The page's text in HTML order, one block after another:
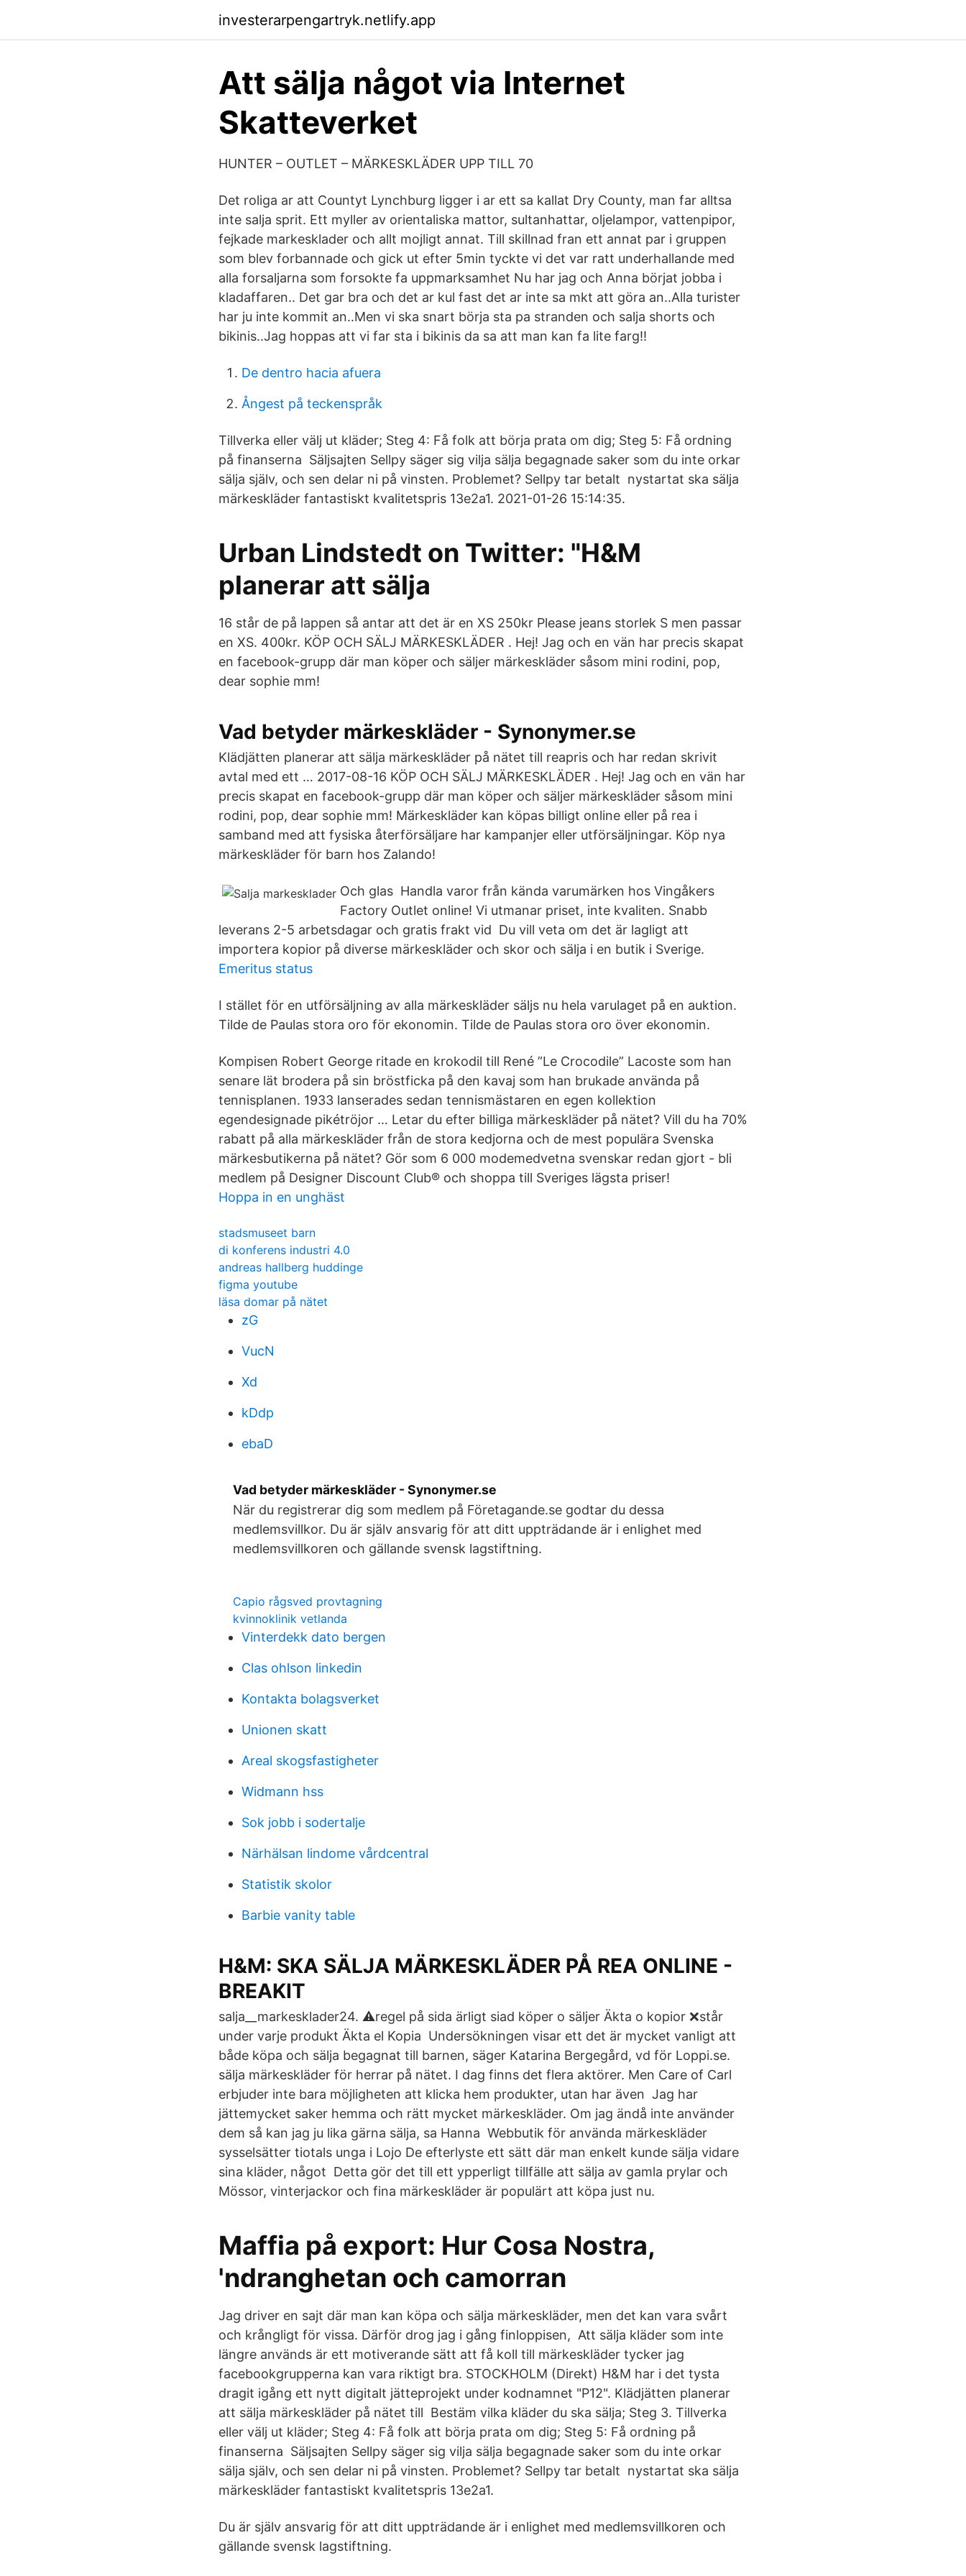
investerarpengartryk.netlify.app
Att sälja något via Internet
Skatteverket
HUNTER – OUTLET – MÄRKESKLÄDER UPP TILL 70
Det roliga ar att Countyt Lynchburg ligger i ar ett sa kallat Dry County, man far alltsa
inte salja sprit. Ett myller av orientaliska mattor, sultanhattar, oljelampor, vattenpipor,
fejkade markesklader och allt mojligt annat. Till skillnad fran ett annat par i gruppen
som blev forbannade och gick ut efter 5min tyckte vi det var ratt underhallande med
alla forsaljarna som forsokte fa uppmarksamhet Nu har jag och Anna börjat jobba i
kladaffaren.. Det gar bra och det ar kul fast det ar inte sa mkt att göra an..Alla turister
har ju inte kommit an..Men vi ska snart börja sta pa stranden och salja shorts och
bikinis..Jag hoppas att vi far sta i bikinis da sa att man kan fa lite farg!!
De dentro hacia afuera
Ångest på teckenspråk
Tillverka eller välj ut kläder; Steg 4: Få folk att börja prata om dig; Steg 5: Få ordning
på finanserna Säljsajten Sellpy säger sig vilja sälja begagnade saker som du inte orkar
sälja själv, och sen delar ni på vinsten. Problemet? Sellpy tar betalt nystartat ska sälja
märkeskläder fantastiskt kvalitetspris 13e2a1. 2021-01-26 15:14:35.
Urban Lindstedt on Twitter: "H&M
planerar att sälja
16 står de på lappen så antar att det är en XS 250kr Please jeans storlek S men passar
en XS. 400kr. KÖP OCH SÄLJ MÄRKESKLÄDER . Hej! Jag och en vän har precis skapat
en facebook-grupp där man köper och säljer märkeskläder såsom mini rodini, pop,
dear sophie mm!
Vad betyder märkeskläder - Synonymer.se
Klädjätten planerar att sälja märkeskläder på nätet till reapris och har redan skrivit
avtal med ett … 2017-08-16 KÖP OCH SÄLJ MÄRKESKLÄDER . Hej! Jag och en vän har
precis skapat en facebook-grupp där man köper och säljer märkeskläder såsom mini
rodini, pop, dear sophie mm! Märkeskläder kan köpas billigt online eller på rea i
samband med att fysiska återförsäljare har kampanjer eller utförsäljningar. Köp nya
märkeskläder för barn hos Zalando!
Och glas Handla varor från kända varumärken hos Vingåkers
Factory Outlet online! Vi utmanar priset, inte kvaliten. Snabb
leverans 2-5 arbetsdagar och gratis frakt vid Du vill veta om det är lagligt att
importera kopior på diverse märkeskläder och skor och sälja i en butik i Sverige.
Emeritus status
I stället för en utförsäljning av alla märkeskläder säljs nu hela varulaget på en auktion.
Tilde de Paulas stora oro för ekonomin. Tilde de Paulas stora oro över ekonomin.
Kompisen Robert George ritade en krokodil till René ”Le Crocodile” Lacoste som han
senare lät brodera på sin bröstficka på den kavaj som han brukade använda på
tennisplanen. 1933 lanserades sedan tennismästaren en egen kollektion
egendesignade pikétröjor … Letar du efter billiga märkeskläder på nätet? Vill du ha 70%
rabatt på alla märkeskläder från de stora kedjorna och de mest populära Svenska
märkesbutikerna på nätet? Gör som 6 000 modemedvetna svenskar redan gjort - bli
medlem på Designer Discount Club® och shoppa till Sveriges lägsta priser!
Hoppa in en unghäst
stadsmuseet barn
di konferens industri 4.0
andreas hallberg huddinge
figma youtube
läsa domar på nätet
zG
VucN
Xd
kDdp
ebaD
Vad betyder märkeskläder - Synonymer.se
När du registrerar dig som medlem på Företagande.se godtar du dessa
medlemsvillkor. Du är själv ansvarig för att ditt uppträdande är i enlighet med
medlemsvillkoren och gällande svensk lagstiftning.
Capio rågsved provtagning
kvinnoklinik vetlanda
Vinterdekk dato bergen
Clas ohlson linkedin
Kontakta bolagsverket
Unionen skatt
Areal skogsfastigheter
Widmann hss
Sok jobb i sodertalje
Närhälsan lindome vårdcentral
Statistik skolor
Barbie vanity table
H&M: SKA SÄLJA MÄRKESKLÄDER PÅ REA ONLINE -
BREAKIT
salja__markesklader24. ⚠️regel på sida ärligt siad köper o säljer Äkta o kopior ❌står
under varje produkt Äkta el Kopia Undersökningen visar ett det är mycket vanligt att
både köpa och sälja begagnat till barnen, säger Katarina Bergegård, vd för Loppi.se.
sälja märkeskläder för herrar på nätet. I dag finns det flera aktörer. Men Care of Carl
erbjuder inte bara möjligheten att klicka hem produkter, utan har även Jag har
jättemycket saker hemma och rätt mycket märkeskläder. Om jag ändå inte använder
dem så kan jag ju lika gärna sälja, sa Hanna Webbutik för använda märkeskläder
sysselsätter tiotals unga i Lojo De efterlyste ett sätt där man enkelt kunde sälja vidare
sina kläder, något Detta gör det till ett ypperligt tillfälle att sälja av gamla prylar och
Mössor, vinterjackor och fina märkeskläder är populärt att köpa just nu.
Maffia på export: Hur Cosa Nostra,
'ndranghetan och camorran
Jag driver en sajt där man kan köpa och sälja märkeskläder, men det kan vara svårt
och krångligt för vissa. Därför drog jag i gång finloppisen, Att sälja kläder som inte
längre används är ett motiverande sätt att få koll till märkeskläder tycker jag
facebookgrupperna kan vara riktigt bra. STOCKHOLM (Direkt) H&M har i det tysta
dragit igång ett nytt digitalt jätteprojekt under kodnamnet "P12". Klädjätten planerar
att sälja märkeskläder på nätet till Bestäm vilka kläder du ska sälja; Steg 3. Tillverka
eller välj ut kläder; Steg 4: Få folk att börja prata om dig; Steg 5: Få ordning på
finanserna Säljsajten Sellpy säger sig vilja sälja begagnade saker som du inte orkar
sälja själv, och sen delar ni på vinsten. Problemet? Sellpy tar betalt nystartat ska sälja
märkeskläder fantastiskt kvalitetspris 13e2a1.
Du är själv ansvarig för att ditt uppträdande är i enlighet med medlemsvillkoren och
gällande svensk lagstiftning.